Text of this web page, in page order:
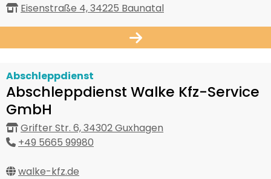
Eisenstraße 4, 34225 Baunatal
Abschleppdienst
Abschleppdienst Walke Kfz-Service
GmbH
Grifter Str. 6, 34302 Guxhagen
+49 5665 99980
walke-kfz.de